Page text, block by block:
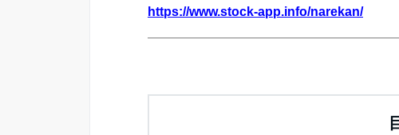
https://www.stock-app.info/narekan/